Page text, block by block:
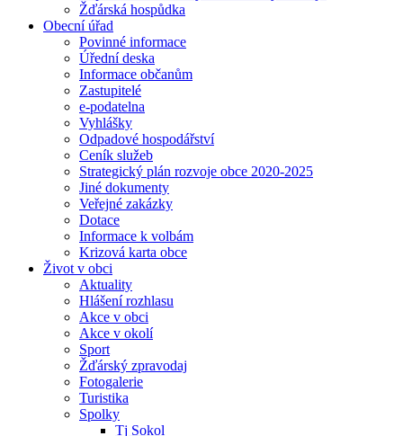
Žďárská hospůdka
Obecní úřad
Povinné informace
Úřední deska
Informace občanům
Zastupitelé
e-podatelna
Vyhlášky
Odpadové hospodářství
Ceník služeb
Strategický plán rozvoje obce 2020-2025
Jiné dokumenty
Veřejné zakázky
Dotace
Informace k volbám
Krizová karta obce
Život v obci
Aktuality
Hlášení rozhlasu
Akce v obci
Akce v okolí
Sport
Žďárský zpravodaj
Fotogalerie
Turistika
Spolky
Tj Sokol